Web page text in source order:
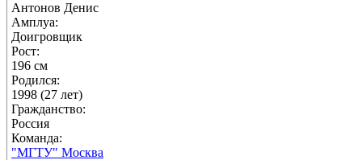
Антонов Денис
Амплуа:
Доигровщик
Рост:
196 см
Родился:
1998 (27 лет)
Гражданство:
Россия
Команда:
"МГТУ" Москва